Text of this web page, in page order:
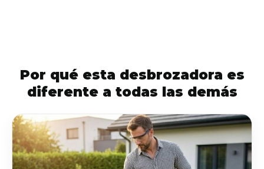
Por qué esta desbrozadora es
diferente a todas las demás